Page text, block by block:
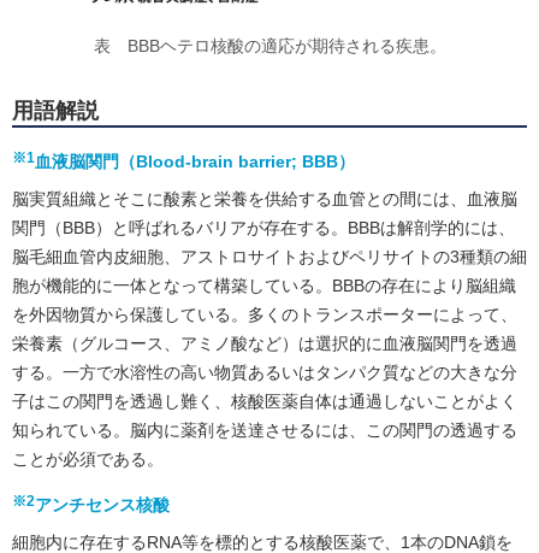
表 BBBヘテロ核酸の適応が期待される疾患。
用語解説
※1 血液脳関門（Blood-brain barrier; BBB）
脳実質組織とそこに酸素と栄養を供給する血管との間には、血液脳
関門（BBB）と呼ばれるバリアが存在する。BBBは解剖学的には、
脳毛細血管内皮細胞、アストロサイトおよびペリサイトの3種類の細
胞が機能的に一体となって構築している。BBBの存在により脳組織
を外因物質から保護している。多くのトランスポーターによって、
栄養素（グルコース、アミノ酸など）は選択的に血液脳関門を透過
する。一方で水溶性の高い物質あるいはタンパク質などの大きな分
子はこの関門を透過し難く、核酸医薬自体は通過しないことがよく
知られている。脳内に薬剤を送達させるには、この関門の透過する
ことが必須である。
※2アンチセンス核酸
細胞内に存在するRNA等を標的とする核酸医薬で、1本のDNA鎖を